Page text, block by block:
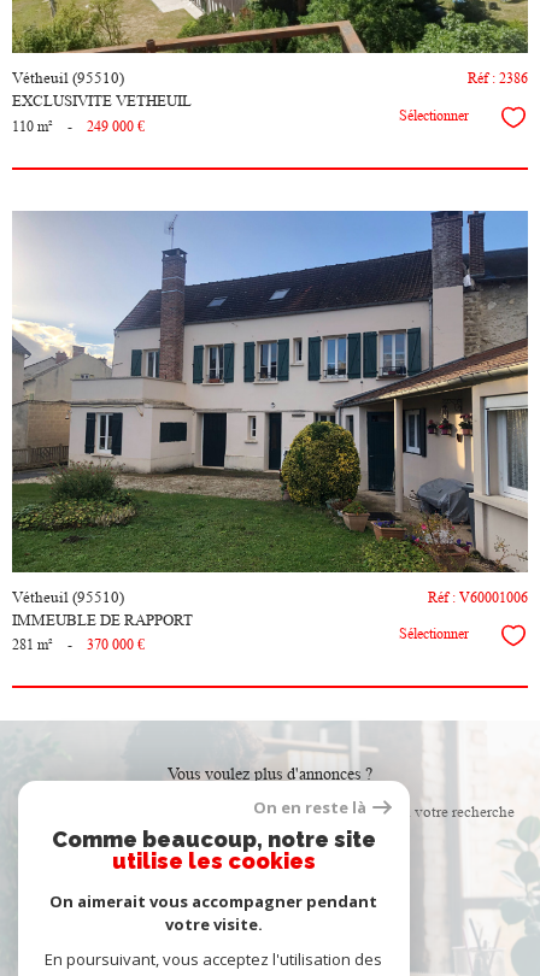
Vétheuil (95510)
EXCLUSIVITE VETHEUIL
Réf : 2386
110 m² - 249 000 €
Sélectionner
voir le
bien
Vétheuil (95510)
IMMEUBLE DE RAPPORT
Réf : V60001006
281 m² - 370 000 €
Sélectionner
Vous voulez plus d'annonces ?
Créer une alerte email et recevez les biens correspondants à votre recherche
dans votre boîte mail !
créer l'alerte
On en reste là
Comme beaucoup, notre site
utilise les cookies
On aimerait vous accompagner pendant
votre visite.
En poursuivant, vous acceptez l'utilisation des